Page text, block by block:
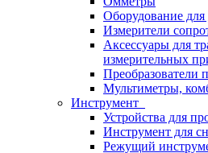
Оборудование
Измерители
Аксессуары для
измерительных
Преобразователи
Мультиметры,
Инструмент
Устройства для
Инструмент для
Режущий